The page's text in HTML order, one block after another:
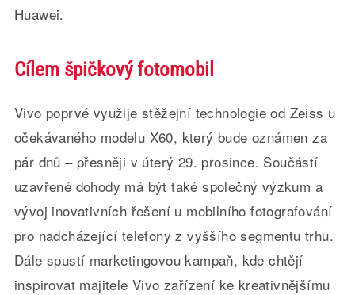
Huawei.
Cílem špičkový fotomobil
Vivo poprvé využije stěžejní technologie od Zeiss u
očekávaného modelu X60, který bude oznámen za
pár dnů – přesněji v úterý 29. prosince. Součástí
uzavřené dohody má být také společný výzkum a
vývoj inovativních řešení u mobilního fotografování
pro nadcházející telefony z vyššího segmentu trhu.
Dále spustí marketingovou kampaň, kde chtějí
inspirovat majitele Vivo zařízení ke kreativnějšímu